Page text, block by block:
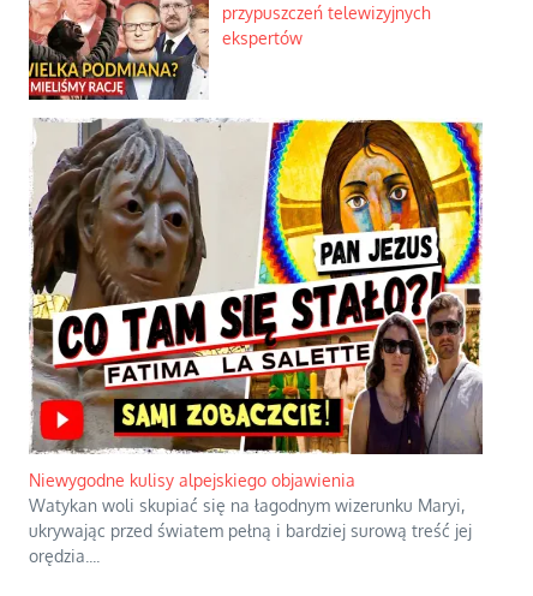
przypuszczeń telewizyjnych
ekspertów
Niewygodne kulisy alpejskiego objawienia
Watykan woli skupiać się na łagodnym wizerunku Maryi,
ukrywając przed światem pełną i bardziej surową treść jej
orędzia.